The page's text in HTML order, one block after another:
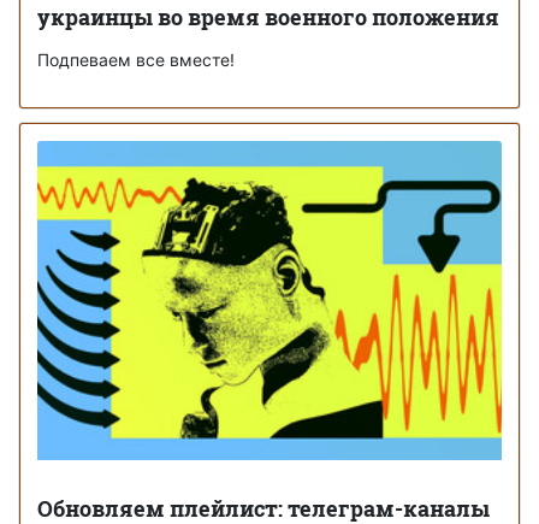
украинцы во время военного положения
Подпеваем все вместе!
Обновляем плейлист: телеграм-каналы